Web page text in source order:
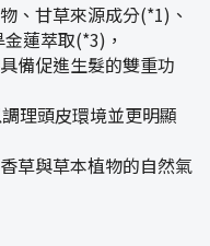
、甘草來源成分(*1)、
蓮萃取(*3)，
備促進生髮的雙重功
理頭皮環境並更明顯
草與草本植物的自然氣